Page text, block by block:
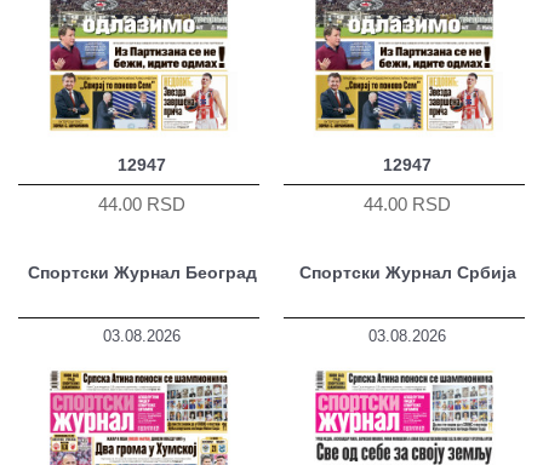
12947
44.00 RSD
12947
44.00 RSD
Спортски Журнал Београд
03.08.2026
Спортски Журнал Србија
03.08.2026